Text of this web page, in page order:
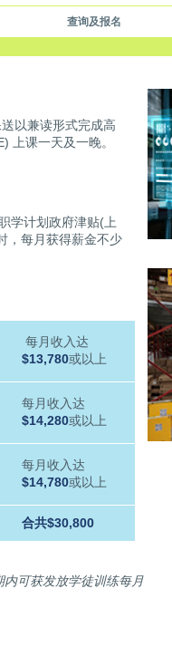
查询及报名
以兼读形式完成高
上课一天及一晚。
学计划政府津贴(上
，每月获得薪金不少
每月收入达
$13,780或以上
每月收入达
$14,280或以上
每月收入达
$14,780或以上
合共$30,800
可获发放学徒训练每月